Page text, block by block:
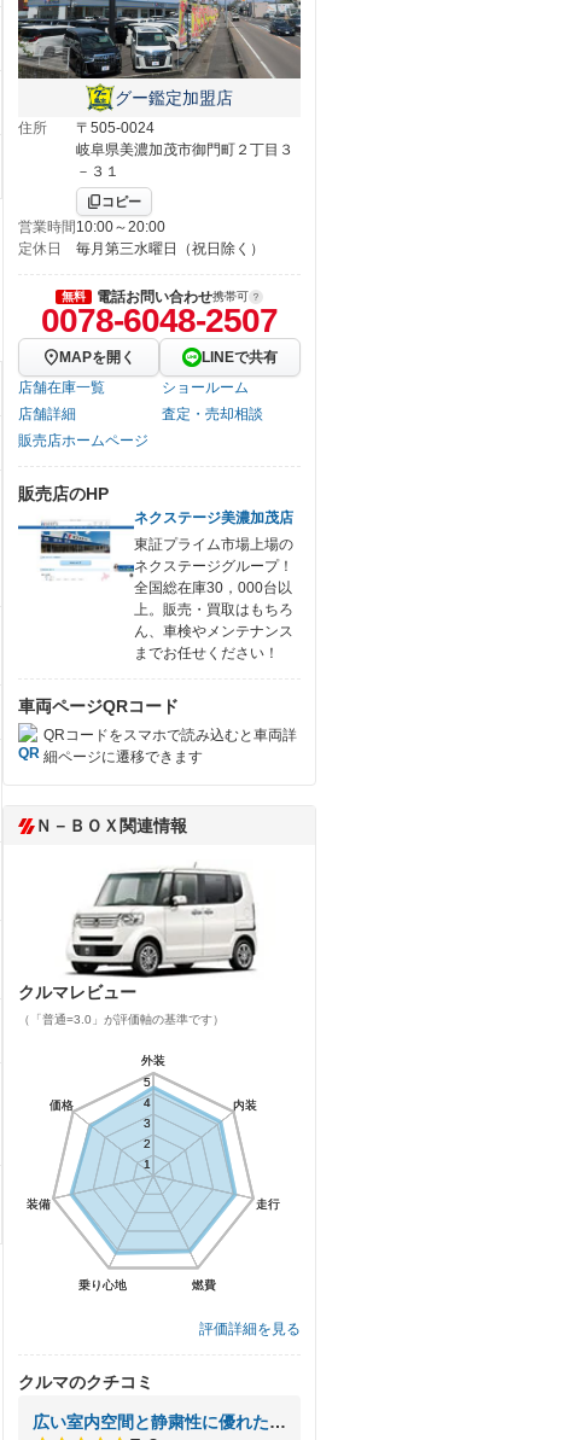
グー鑑定加盟店
住所
〒505-0024
岐阜県美濃加茂市御門町２丁目３
－３１
コピー
営業時間 10:00～20:00
定休日
毎月第三水曜日（祝日除く）
無料 電話お問い合わせ携帯可
0078-6048-2507
MAPを開く
LINEで共有
店舗在庫一覧
ショールーム
店舗詳細
査定・売却相談
販売店ホームページ
販売店のHP
ネクステージ美濃加茂店
東証プライム市場上場の
ネクステージグループ！
全国総在庫30，000台以
上。販売・買取はもちろ
ん、車検やメンテナンス
までお任せください！
車両ページQRコード
QRコードをスマホで読み込むと車両詳
細ページに遷移できます
Ｎ－ＢＯＸ関連情報
クルマレビュー
（「普通=3.0」が評価軸の基準です）
外装
内装
走行
燃費
乗り心地
装備
価格
1
2
3
4
5
外装
内装
走行
燃費
乗り心地
装備
価格
1
2
3
4
5
評価詳細を見る
クルマのクチコミ
広い室内空間と静粛性に優れた軽自動車